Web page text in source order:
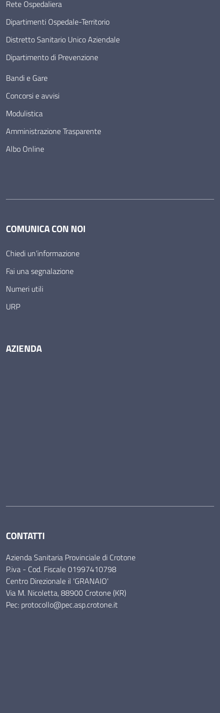
Rete Ospedaliera
Dipartimenti Ospedale-Territorio
Distretto Sanitario Unico Aziendale
Dipartimento di Prevenzione
Bandi e Gare
Concorsi e avvisi
Modulistica
Amministrazione Trasparente
Albo Online
COMUNICA CON NOI
Chiedi un’informazione
Fai una segnalazione
Numeri utili
URP
AZIENDA
CONTATTI
Azienda Sanitaria Provinciale di Crotone
P.iva - Cod. Fiscale 01997410798
Centro Direzionale il 'GRANAIO'
Via M. Nicoletta, 88900 Crotone (KR)
Pec: protocollo@pec.asp.crotone.it